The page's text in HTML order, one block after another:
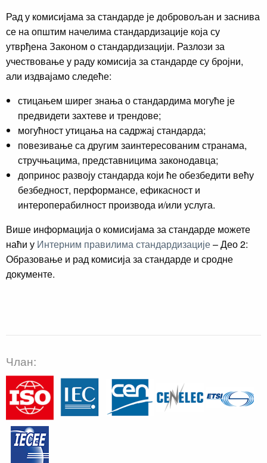
Рад у комисијама за стандарде је добровољан и заснива
се на општим начелима стандардизације која су
утврђена Законом о стандардизацији. Разлози за
учествовање у раду комисија за стандарде су бројни,
али издвајамо следеће:
стицањем ширег знања о стандардима могуће је
предвидети захтеве и трендове;
могућност утицања на садржај стандарда;
повезивање са другим заинтересованим странама,
стручњацима, представницима законодавца;
допринос развоју стандарда који ће обезбедити већу
безбедност, перформансе, ефикасност и
интероперабилност производа и/или услуга.
Више информација о комисијама за стандарде можете
наћи у Интерним правилима стандардизације– Део 2:
Образовање и рад комисија за стандарде и сродне
документе.
Члан: